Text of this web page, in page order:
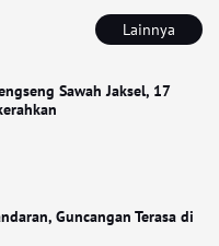
Lainnya
Sawah Jaksel, 17
Guncangan Terasa di